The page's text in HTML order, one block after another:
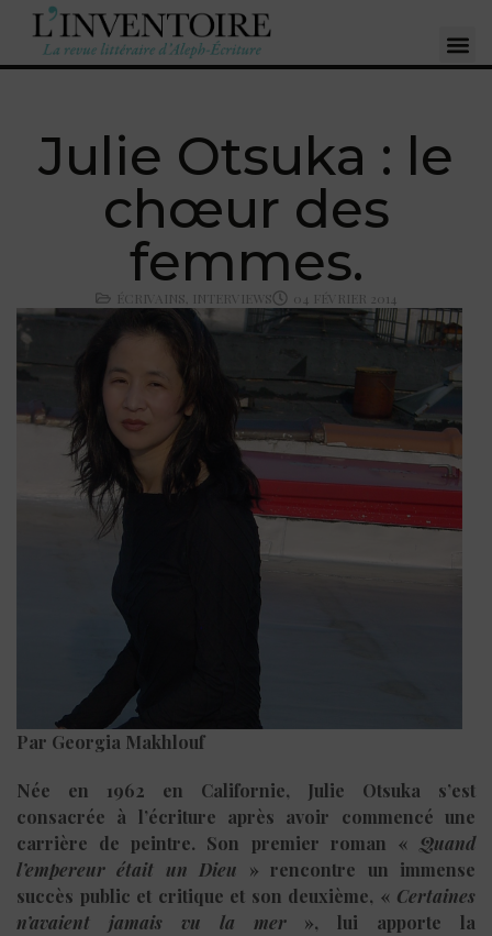
Julie Otsuka : le
chœur des
femmes.
ÉCRIVAINS INTERVIEWS 04 FÉVRIER 2014
Par Georgia Makhlouf
Née en 1962 en Californie, Julie Otsuka s’est
consacrée à l’écriture après avoir commencé une
carrière de peintre. Son premier roman « Quand
l’empereur était un Dieu » rencontre un immense
succès public et critique et son deuxième, « Certaines
n’avaient jamais vu la mer », lui apporte la